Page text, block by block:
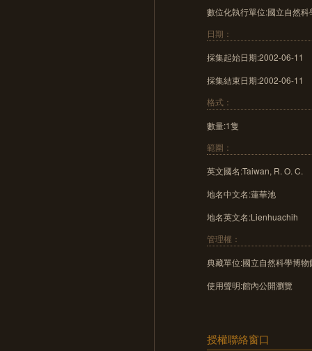
數位化執行單位:國立自然
日期：
採集起始日期:2002-06-11
採集結束日期:2002-06-11
格式：
數量:1隻
範圍：
英文國名:Taiwan, R. O. C.
地名中文名:蓮華池
地名英文名:Lienhuachih
管理權：
典藏單位:國立自然科學博物
使用聲明:館內公開瀏覽
授權聯絡窗口